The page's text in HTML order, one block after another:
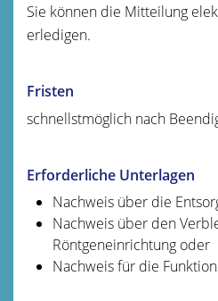
Sie können die Mitteilung
erledigen.
Fristen
schnellstmöglich nach
Erforderliche Unterlagen
Nachweis über die
Nachweis über den
Röntgeneinrichtung oder
Nachweis für die